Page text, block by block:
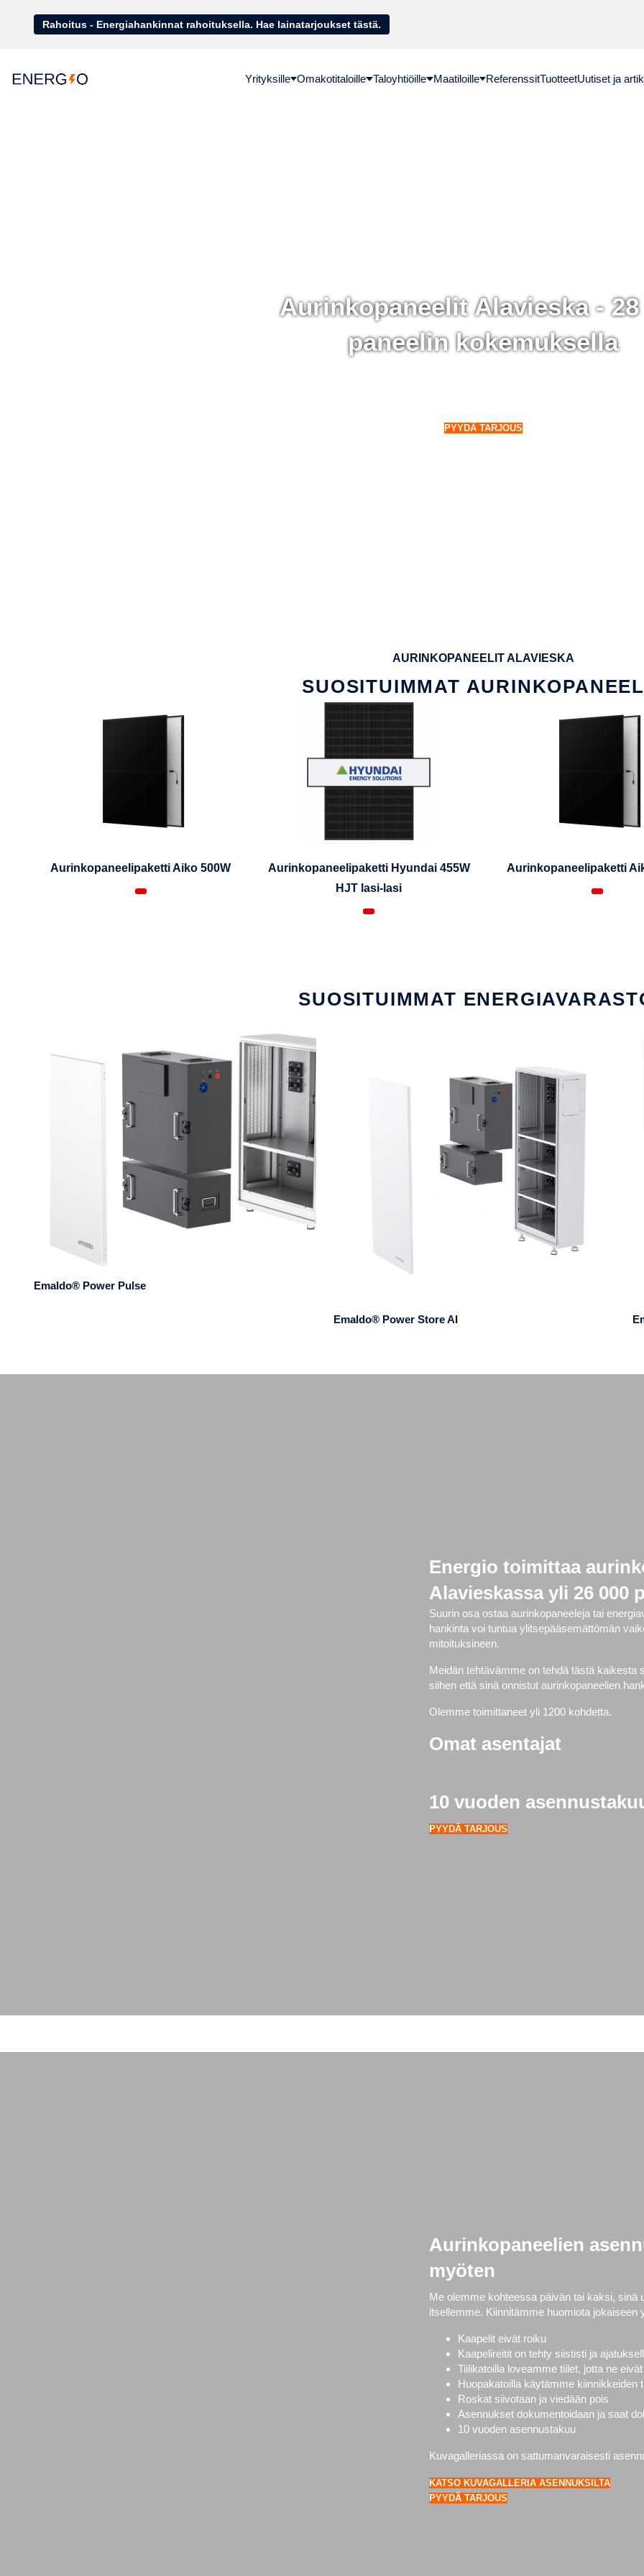
Rahoitus - Energiahankinnat rahoituksella. Hae lainatarjoukset tästä.
Yrityksille Omakotitaloille Taloyhtiöille Maatiloille ReferenssitTuotteetUutiset ja
Aurinkopaneelit Alavieska - 28
paneelin kokemuksella
PYYDÄ TARJOUS
AURINKOPANEELIT ALAVIESKA
SUOSITUIMMAT
Aurinkopaneelipaketti Aiko 500W
Aurinkopaneelipaketti Hyundai 455W
HJT lasi-lasi
Aurinkopaneelipaketti
SUOSITUIMMAT
Emaldo® Power Pulse
Emaldo® Power Store AI
Energio toimittaa
Alavieskassa yli 26 000
Suurin osa ostaa aurinkopaneeleja tai
hankinta voi tuntua ylitsepääsemättömän
mitoituksineen.
Meidän tehtävämme on tehdä tästä kaikesta
siihen että sinä onnistut aurinkopaneelien
Olemme toimittaneet yli 1200 kohdetta.
Omat asentajat
10 vuoden
PYYDÄ TARJOUS
Aurinkopaneelien
myöten
Me olemme kohteessa päivän tai kaksi,
itsellemme. Kiinnitämme huomiota
Kaapelit eivät roiku
Kaapelireitit on tehty siististi ja
Tiilikatoilla loveamme tiilet, jotta ne
Huopakatoilla käytämme
Roskat siivotaan ja viedään pois
Asennukset dokumentoidaan ja saat
10 vuoden asennustakuu
Kuvagalleriassa on sattumanvaraisesti
KATSO KUVAGALLERIA ASENNUKSILTA
PYYDÄ TARJOUS